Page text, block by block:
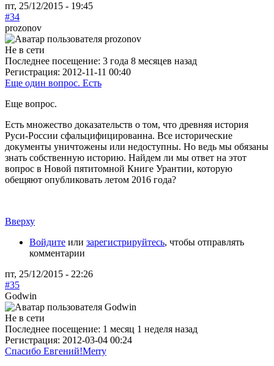
пт, 25/12/2015 - 19:45
#34
prozonov
Не в сети
Последнее посещение: 3 года 8 месяцев назад
Регистрация: 2012-11-11 00:40
Еще один вопрос. Есть
Еще вопрос.
Есть множество доказательств о том, что древняя история
Руси-России сфальцифицированна. Все исторические
документы уничтожены или недоступны. Но ведь мы обязаны
знать собственную историю. Найдем ли мы ответ на этот
вопрос в Новой пятитомной Книге Урантии, которую
обещяют опубликовать летом 2016 года?
Вверху
Войдите или зарегистрируйтесь, чтобы отправлять
комментарии
пт, 25/12/2015 - 22:26
#35
Godwin
Не в сети
Последнее посещение: 1 месяц 1 неделя назад
Регистрация: 2012-03-04 00:24
Спасибо Евгений!Merry